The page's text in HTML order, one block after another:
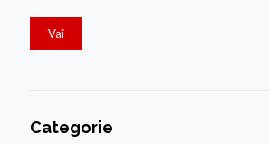
Categorie